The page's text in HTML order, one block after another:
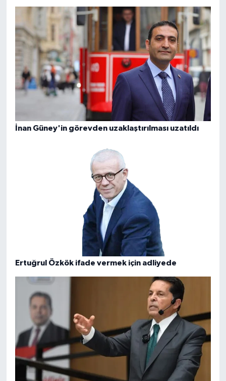
İnan Güney'in görevden uzaklaştırılması uzatıldı
Ertuğrul Özkök ifade vermek için adliyede